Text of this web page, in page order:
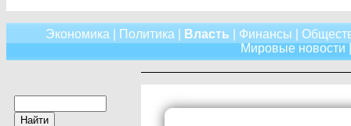
Экономика Политика Власть Финансы
Мировые новости